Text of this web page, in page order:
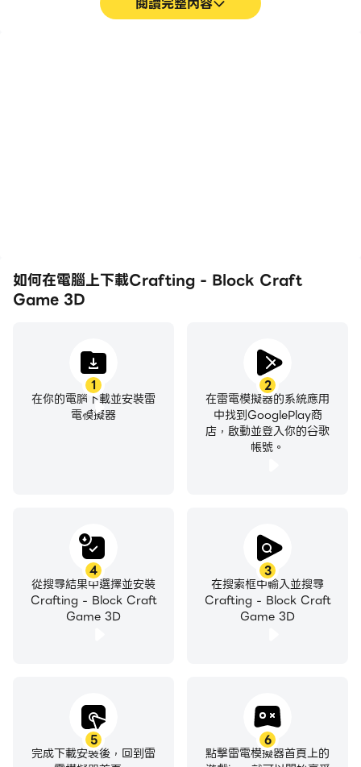
如何在電腦上下載Crafting - Block Craft
Game 3D
1
在你的電腦下載並安裝雷
電模擬器
2
在雷電模擬器的系統應用
中找到GooglePlay商
店，啟動並登入你的谷歌
帳號。
3
在搜索框中輸入並搜尋
Crafting - Block Craft
Game 3D
4
從搜尋結果中選擇並安裝
Crafting - Block Craft
Game 3D
5
完成下載安裝後，回到雷
6
點擊雷電模擬器首頁上的